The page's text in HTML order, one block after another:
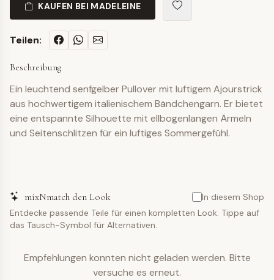
KAUFEN BEI MADELEINE
Teilen:
Beschreibung
Ein leuchtend senfgelber Pullover mit luftigem Ajourstrick
aus hochwertigem italienischem Bändchengarn. Er bietet
eine entspannte Silhouette mit ellbogenlangen Ärmeln
und Seitenschlitzen für ein luftiges Sommergefühl.
mixNmatch den Look
In diesem Shop
Entdecke passende Teile für einen kompletten Look. Tippe auf
das Tausch-Symbol für Alternativen.
Empfehlungen konnten nicht geladen werden. Bitte
versuche es erneut.